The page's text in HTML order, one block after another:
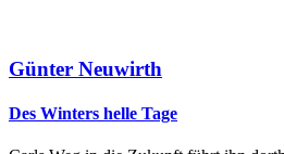
Günter Neuwirth
Des Winters helle Tage